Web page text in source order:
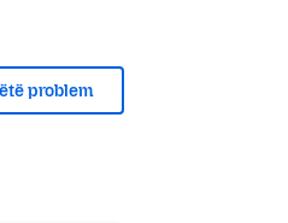
problem